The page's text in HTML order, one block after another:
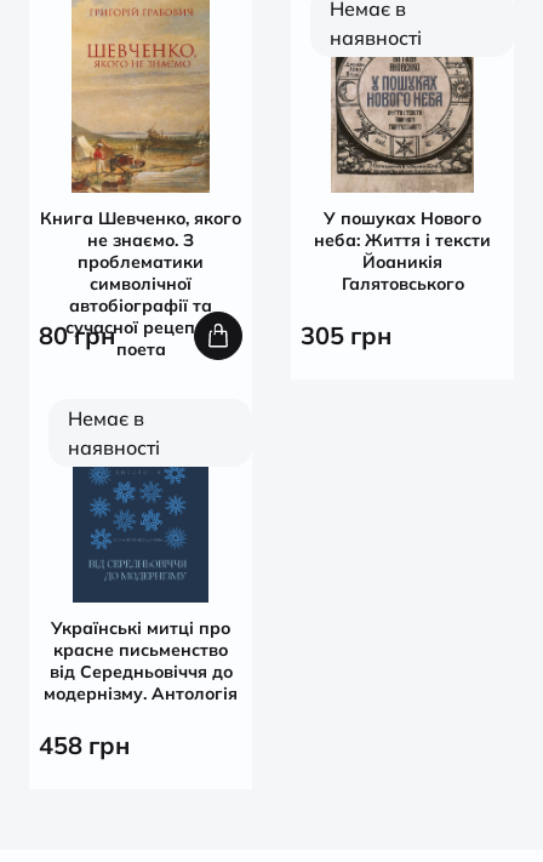
Книга Шевченко, якого
не знаємо. З
проблематики
символічної
автобіографії та
сучасної рецепції
поета
80грн
Немає в
наявності
У пошуках Нового
неба: Життя і тексти
Йоаникія
Галятовського
305 грн
Немає в
наявності
Українські митці про
красне письменство
від Середньовіччя до
модернізму. Антологія
458 грн